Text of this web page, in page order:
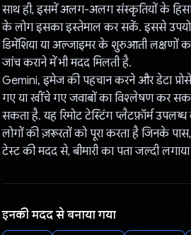
साथ ही, इसमें अलग-अलग संस्कृतियों के
के लोग इसका इस्तेमाल कर सकें. इससे
डिमेंशिया या अल्जाइमर के शुरुआती लक्षणों
जांच कराने में भी मदद मिलती है.
Gemini, इमेज की पहचान करने और डेटा
गए या खींचे गए जवाबों का विश्लेषण कर
सकता है. यह रिमोट टेस्टिंग प्लैटफ़ॉर्म
लोगों की ज़रूरतों को पूरा करता है जिनके
टेस्ट की मदद से, बीमारी का पता जल्दी
इनकी मदद से बनाया गया